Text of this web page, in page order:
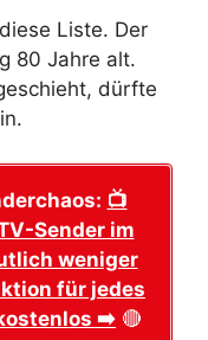
Liste. Der
80 Jahre alt.
dürfte
📺
Sender im
weniger
für jedes
➡️ 🔴